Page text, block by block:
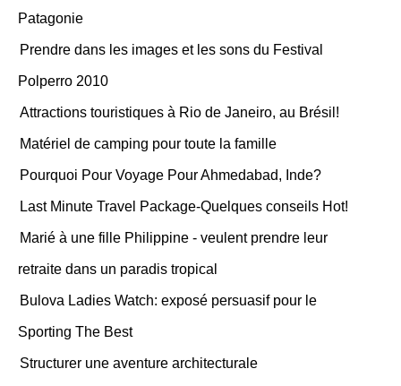
Patagonie
Prendre dans les images et les sons du Festival
Polperro 2010
Attractions touristiques à Rio de Janeiro, au Brésil!
Matériel de camping pour toute la famille
Pourquoi Pour Voyage Pour Ahmedabad, Inde?
Last Minute Travel Package-Quelques conseils Hot!
Marié à une fille Philippine - veulent prendre leur
retraite dans un paradis tropical
Bulova Ladies Watch: exposé persuasif pour le
Sporting The Best
Structurer une aventure architecturale